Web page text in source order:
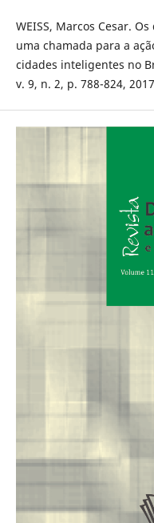
WEISS, Marcos Cesar.
uma chamada para a
cidades inteligentes no
v. 9, n. 2, p. 788-824,